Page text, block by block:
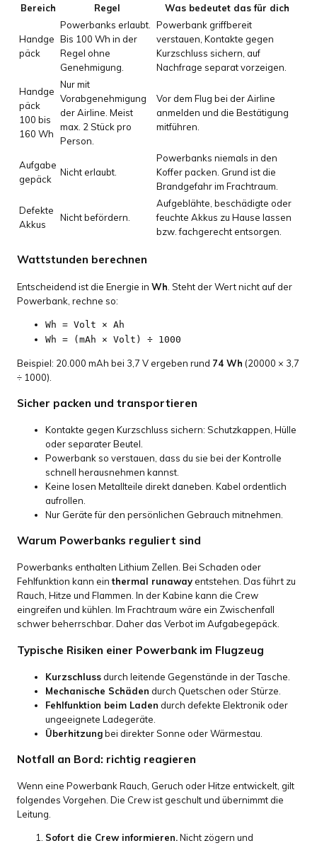
Bereich Regel Was bedeutet das für dich
Handge
päck
Powerbanks erlaubt.
Bis 100 Wh in der
Regel ohne
Genehmigung.
Powerbank griffbereit
verstauen, Kontakte gegen
Kurzschluss sichern, auf
Nachfrage separat vorzeigen.
Handge
päck
100 bis
160 Wh
Nur mit
Vorabgenehmigung
der Airline. Meist
max. 2 Stück pro
Person.
Vor dem Flug bei der Airline
anmelden und die Bestätigung
mitführen.
Aufgabe
gepäck
Nicht erlaubt.
Powerbanks niemals in den
Koffer packen. Grund ist die
Brandgefahr im Frachtraum.
Defekte
Akkus
Nicht befördern.
Aufgeblähte, beschädigte oder
feuchte Akkus zu Hause lassen
bzw. fachgerecht entsorgen.
Wattstunden berechnen
Entscheidend ist die Energie in Wh . Steht der Wert nicht auf der
Powerbank, rechne so:
Wh = Volt × Ah
Wh = (mAh × Volt) ÷ 1000
Beispiel: 20.000 mAh bei 3,7 V ergeben rund 74 Wh (20000 × 3,7
÷ 1000)
Sicher packen und transportieren
Kontakte gegen Kurzschluss sichern: Schutzkappen, Hülle
oder separater Beutel.
Powerbank so verstauen, dass du sie bei der Kontrolle
schnell herausnehmen kannst.
Keine losen Metallteile direkt daneben. Kabel ordentlich
aufrollen.
Nur Geräte für den persönlichen Gebrauch mitnehmen.
Warum Powerbanks reguliert sind
Powerbanks enthalten Lithium Zellen. Bei Schaden oder
Fehlfunktion kann einthermal runawayentstehen. Das führt zu
Rauch, Hitze und Flammen. In der Kabine kann die Crew
eingreifen und kühlen. Im Frachtraum wäre ein Zwischenfall
schwer beherrschbar. Daher das Verbot im Aufgabegepäck.
Typische Risiken einer Powerbank im Flugzeug
Kurzschlussdurch leitende Gegenstände in der Tasche.
Mechanische Schäden durch Quetschen oder Stürze.
Fehlfunktion beim Laden durch defekte Elektronik oder
ungeeignete Ladegeräte.
Überhitzungbei direkter Sonne oder Wärmestau.
Notfall an Bord: richtig reagieren
Wenn eine Powerbank Rauch, Geruch oder Hitze entwickelt, gilt
folgendes Vorgehen. Die Crew ist geschult und übernimmt die
Leitung.
Sofort die Crew informieren.Nicht zögern und